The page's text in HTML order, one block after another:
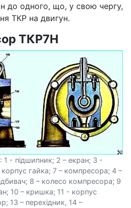
до одного, що, у свою чергу,
ТКР на двигун.
ТКР7Н
- підшипник; 2 – екран; 3 -
корпус гайка; 7 – компресора; 4 –
8 – колесо компресора; 9
10 – кришка; 11 - корпус
13 – перехідник, 14 –